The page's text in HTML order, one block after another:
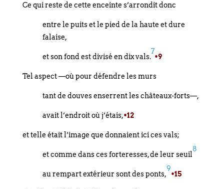
Ce qui reste de cette enceinte s’arrondit donc
entre le puits et le pied de la haute et dure
falaise,
et son fond est divisé en dix vals.
7
•9
Tel aspect —où pour défendre les murs
tant de douves enserrent les châteaux-forts—,
avait l’endroit où j’étais,•12
et telle était l’image que donnaient ici ces vals;
et comme dans ces forteresses, de leur seuil
8
au rempart extérieur sont des ponts,
9
•15